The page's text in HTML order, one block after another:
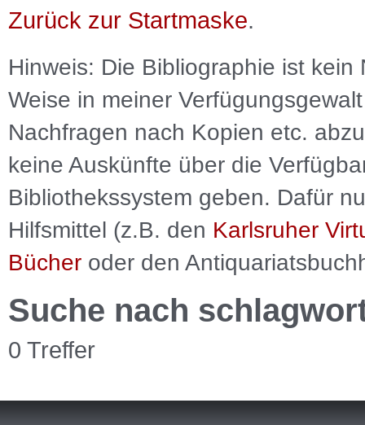
Zurück zur Startmaske.
Hinweis: Die Bibliographie ist kein
Weise in meiner
Nachfragen nach Kopien etc.
keine Auskünfte über die
Bibliothekssystem geben. Dafür
Hilfsmittel (z.B. den Karlsruher
Bücher oder den
Suche nach
0 Treffer